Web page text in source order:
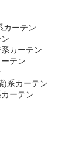
カーテン
カーテン
テン
)系カーテン
ーテン